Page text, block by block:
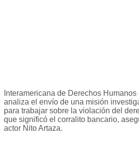
Interamericana de Derechos
analiza el envío de una misión
para trabajar sobre la violación del
que significó el corralito bancario,
actor Nito Artaza.